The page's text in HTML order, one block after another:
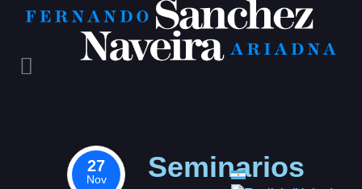
Select your language
27
Nov Seminarios